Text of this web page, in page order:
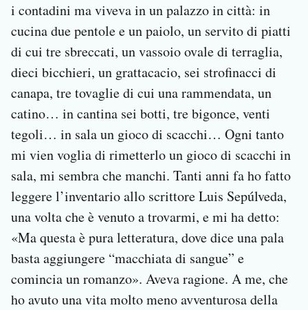
i contadini ma viveva in un palazzo in città: in
cucina due pentole e un paiolo, un servito di piatti
di cui tre sbreccati, un vassoio ovale di terraglia,
dieci bicchieri, un grattacacio, sei strofinacci di
canapa, tre tovaglie di cui una rammendata, un
catino… in cantina sei botti, tre bigonce, venti
tegoli… in sala un gioco di scacchi… Ogni tanto
mi vien voglia di rimetterlo un gioco di scacchi in
sala, mi sembra che manchi. Tanti anni fa ho fatto
leggere l’inventario allo scrittore Luis Sepúlveda,
una volta che è venuto a trovarmi, e mi ha detto:
«Ma questa è pura letteratura, dove dice una pala
basta aggiungere “macchiata di sangue” e
comincia un romanzo». Aveva ragione. A me, che
ho avuto una vita molto meno avventurosa della